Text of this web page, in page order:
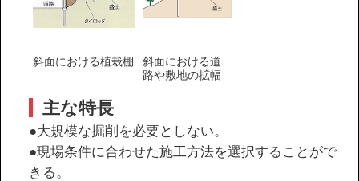
斜面における植栽棚
斜面における道
路や敷地の拡幅
主な特長
●大規模な掘削を必要としない。
●現場条件に合わせた施工方法を選択することがで
きる。